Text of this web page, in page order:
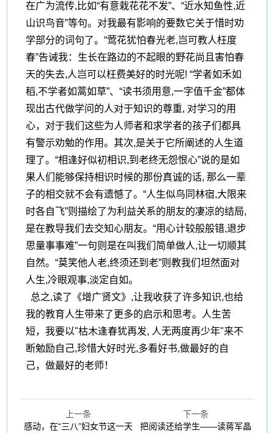
在广为流传,比如“有意栽花花不发”、“近水知鱼性,近
山识鸟音”等句。对我最有影响的要数它关于惜时劝
学部分的词句了。“莺花犹怕春光老,岂可教人枉度
春”告诫我：生长在路边的不起眼的野花尚且害怕春
天的失去,人岂可以枉费美好的时光呢! “学者如禾如
稻,不学者如蒿如草”、“读书须用意,一字值千金”都体
现出古代做学问的人对于知识的尊重, 对学习的用
心，对于我们这些为人师者和求学者的孩子们都具
有警示劝勉的作用。其次,是关于它所阐述的人生道
理了。“相逢好似初相识,到老终无怨恨心”说的是如
果人们能够保持相识时候的那份真诚的话, 那么一辈
子的相交就不会有遗憾了。“人生似鸟同林宿,大限来
时各自飞”则描绘了为利益关系的朋友的凄凉的结局,
是在教导我们去交知心朋友。“用心计较般般错,退步
思量事事难”一句则是在叫我们简单做人,让一切顺其
自然。“莫笑他人老,终须还到老”则教我们坦然面对
人生,冷眼观事,淡定自如。
总之,读了《增广贤文》,让我收获了许多知识,也给
我的教育人生带来了更多的启示和思考。人生苦
短，我要以"枯木逢春犹再发, 人无两度再少年"来不
断勉励自己,珍惜大好时光,多看好书,做最好的自
己，做最好的老师！
上一条
感动，在“三八”妇女节这一天
下一条
把阅读还给学生——读蒋军晶